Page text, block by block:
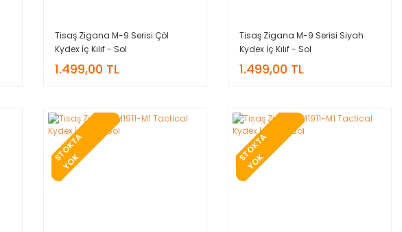
Tisaş Zigana M-9 Serisi Çöl
Kydex İç Kılıf - Sol
1.499,00 TL
Tisaş Zigana M-9 Serisi Siyah
Kydex İç Kılıf - Sol
1.499,00 TL
S
T
O
K
T
A
Y
O
K S
T
O
K
T
A
Y
O
K